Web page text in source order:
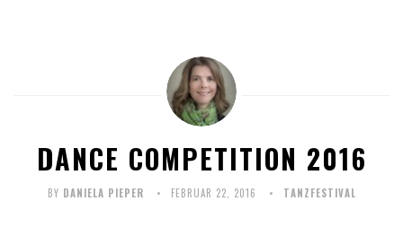
DANCE COMPETITION 2016
BY DANIELA PIEPER FEBRUAR 22, 2016 TANZFESTIVAL